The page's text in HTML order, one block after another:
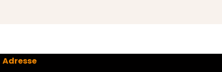
Adresse